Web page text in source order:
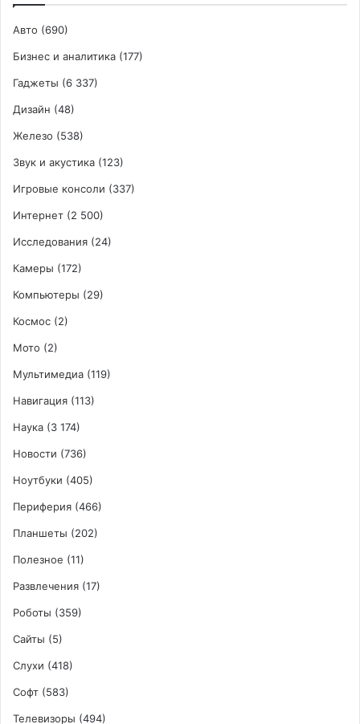
наушников
Авто (690)
Бизнес и аналитика (177)
Гаджеты (6 337)
Дизайн (48)
Железо (538)
Звук и акустика (123)
Игровые консоли (337)
Интернет (2 500)
Исследования (24)
Камеры (172)
Компьютеры (29)
Космос (2)
Мото (2)
Мультимедиа (119)
Навигация (113)
Наука (3 174)
Новости (736)
Ноутбуки (405)
Периферия (466)
Планшеты (202)
Полезное (11)
Развлечения (17)
Роботы (359)
Сайты (5)
Слухи (418)
Софт (583)
Телевизоры (494)